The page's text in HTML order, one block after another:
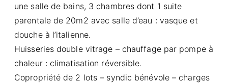
une salle de bains, 3 chambres dont 1 suite
parentale de 20m2 avec salle d’eau : vasque et
douche à l’italienne.
Huisseries double vitrage – chauffage par pompe à
chaleur : climatisation réversible.
Copropriété de 2 lots – syndic bénévole – charges